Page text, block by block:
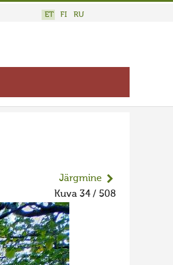
ET FI RU
Järgmine
Kuva 34 / 508